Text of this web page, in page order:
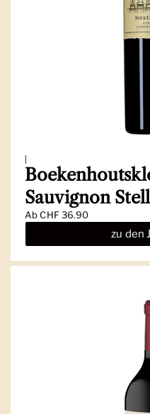
|
Sauvignon
AbCHF 36.90
zu den